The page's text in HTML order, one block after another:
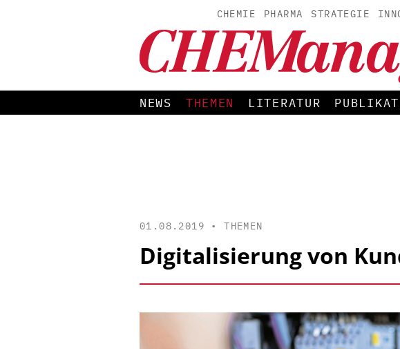
CHEMIE PHARMA STRATEGIE
NEWS THEMEN LITERATUR
01.08.2019 •THEMEN
Digitalisierung von